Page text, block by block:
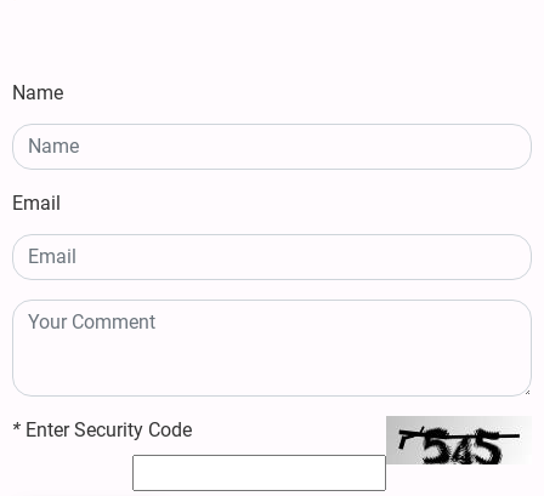
Name
Email
* Enter Security Code